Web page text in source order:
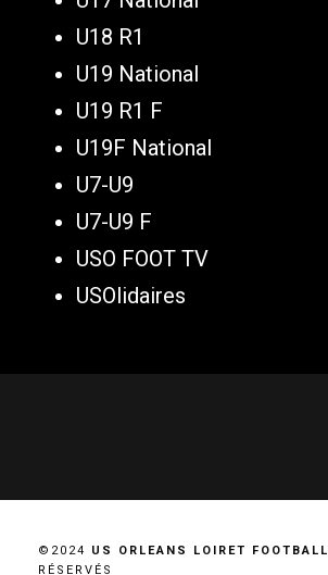
U18 R1
U19 National
U19 R1 F
U19F National
U7-U9
U7-U9 F
USO FOOT TV
USOlidaires
©2024 US ORLEANS LOIRET FOOTBALL
RÉSERVÉS